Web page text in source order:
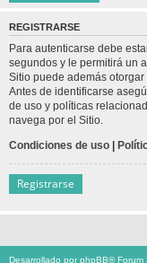
REGISTRARSE
Para autenticarse debe
segundos y le permitirá un
Sitio puede además
Antes de identificarse
de uso y políticas
navega por el Sitio.
Condiciones de uso |
Registrarse
Desarrollado porphpBB® Forum